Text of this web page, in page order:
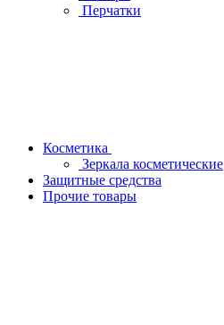
Перчатки
Косметика
Зеркала косметические
Защитные средства
Прочие товары